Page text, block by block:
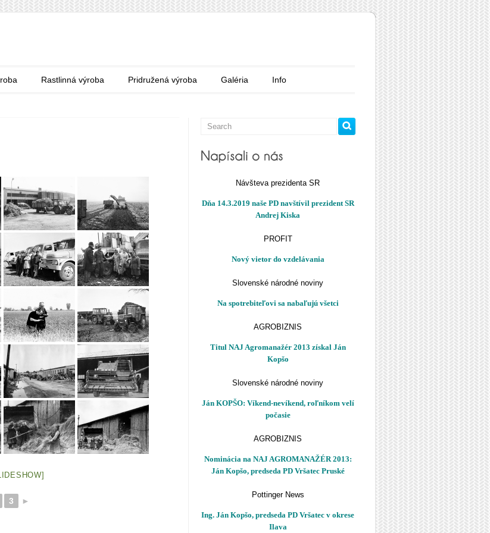
Rastlinná výroba Pridružená výroba Galéria Info
3 ►
Návšteva prezidenta SR
Dňa 14.3.2019 naše PD navštívil prezident SR
Andrej Kiska
PROFIT
Nový vietor do vzdelávania
Slovenské národné noviny
Na spotrebiteľovi sa nabaľujú všetci
AGROBIZNIS
Titul NAJ Agromanažér 2013 získal Ján
Kopšo
Slovenské národné noviny
Ján KOPŠO: Víkend-nevíkend, roľníkom velí
počasie
AGROBIZNIS
Nominácia na NAJ AGROMANAŽÉR 2013:
Ján Kopšo, predseda PD Vršatec Pruské
Pottinger News
Ing. Ján Kopšo, predseda PD Vršatec v okrese
Ilava